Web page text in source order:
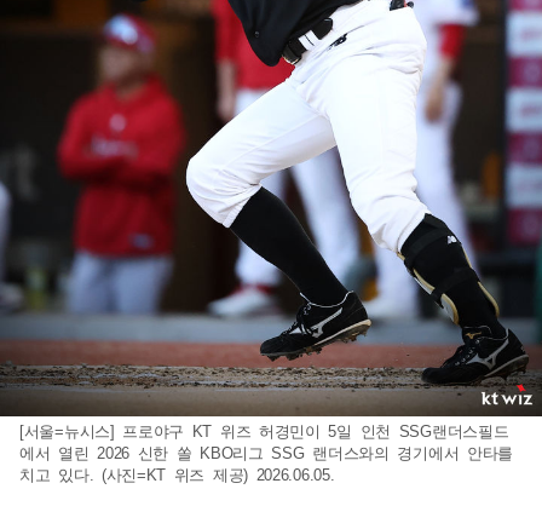
[서울=뉴시스] 프로야구 KT 위즈 허경민이 5일 인천 SSG랜더스필드
에서 열린 2026 신한 쏠 KBO리그 SSG 랜더스와의 경기에서 안타를
치고 있다. (사진=KT 위즈 제공) 2026.06.05.